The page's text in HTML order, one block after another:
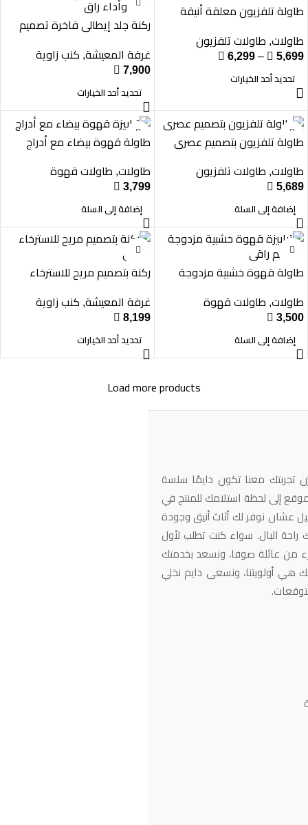
طاولة تلفزيون معلقة أنيقة
طاولات, طاولات تلفزيون
 5,699
–
 6,299
تحديد أحد الخيارات
ركنة جلد إيطالي فاخرة تصميم
غرفة المعيشة, كنب زاوية
 7,900
تحديد أحد الخيارات
طاولة تلفزيون بتصميم عصري
طاولات, طاولات تلفزيون
 5,689
إضافة إلى السلة
طاولة قهوة بيضاء مع أدراج
طاولات, طاولات قهوة
 3,799
إضافة إلى السلة
طاولة قهوة خشبية مزدوجة
طاولات, طاولات قهوة
 3,500
إضافة إلى السلة
ركنة بتصميم مريح للاسترخاء
غرفة المعيشة, كنب زاوية
 8,199
تحديد أحد الخيارات
Load more products
تجربتك معنا تكون دايمًا سلسة
إلى لحظة استلامك للمنتج في
عشان نوفر لك أثاث أنيق وجودة
البال. سواء كنت تطلب لأول
من عائلة صوفا، ونسعد بخدمتك
هي أولويتنا، ونسعى دايم نخلي